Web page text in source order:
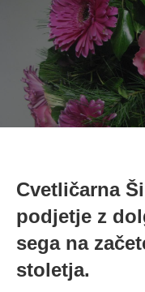
Cvetličarna
podjetje z
sega na
stoletja.